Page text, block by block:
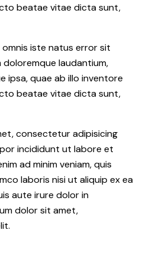
beatae vitae dicta sunt,
iste natus error sit
laudantium,
ipsa, quae ab illo inventore
beatae vitae dicta sunt,
consectetur adipisicing
incididunt ut labore et
ad minim veniam, quis
laboris nisi ut aliquip ex ea
aute irure dolor in
dolor sit amet,